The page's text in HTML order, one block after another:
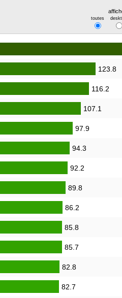
toutes
123.8
116.2
107.1
97.9
94.3
92.2
89.8
86.2
85.8
85.7
82.8
82.7